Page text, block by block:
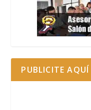
PUBLICITE AQUÍ